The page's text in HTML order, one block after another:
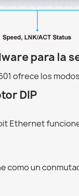
para la
ofrece los
DIP
Ethernet
como un